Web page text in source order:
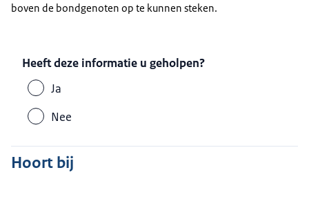
boven de bondgenoten op te kunnen steken.
Heeft deze informatie u geholpen?
Ja
Nee
Hoort bij